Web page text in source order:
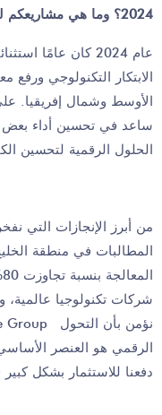
2024؟ وما هي مشاريعكم للعام 2025؟
عام 2024 كان عامًا
الابتكار التكنولوجي
الأوسط وشمال إفريقيا.
ساعد في تحسين أداء بعض
الحلول الرقمية لتحسين
من أبرز الإنجازات التي
المطالبات في منطقة
شركات تكنولوجيا
الرقمي هو العنصر
دفعنا للاستثمار بشكل كبير